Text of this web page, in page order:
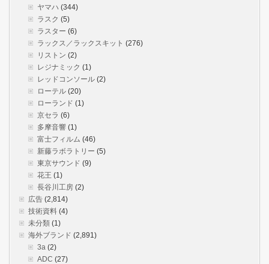
ヤマハ (344)
ラスク (5)
ラスター (6)
ラックス／ラックスキット (276)
リストン (2)
レジナミック (1)
レッドコンソール (2)
ローテル (20)
ローランド (1)
京セラ (6)
多摩音響 (1)
富士フィルム (46)
新藤ラボラトリー (5)
東京サウンド (9)
花王 (1)
長谷川工房 (2)
広告 (2,814)
技術資料 (4)
未分類 (1)
海外ブランド (2,891)
3a (2)
ADC (27)